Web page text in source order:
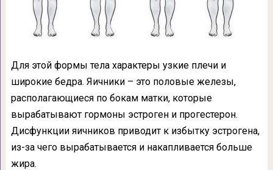
Для этой формы тела характеры узкие плечи и
широкие бедра. Яичники – это половые железы,
располагающиеся по бокам матки, которые
вырабатывают гормоны эстроген и прогестерон.
Дисфункции яичников приводит к избытку эстрогена,
из-за чего вырабатывается и накапливается больше
жира.